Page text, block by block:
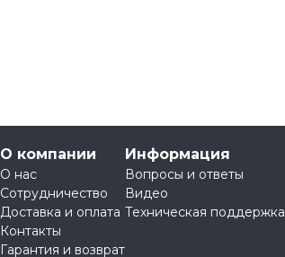
О компании
О нас
Сотрудничество
Доставка и оплата
Контакты
Гарантия и возврат
Информация
Вопросы и ответы
Видео
Техническая поддержка